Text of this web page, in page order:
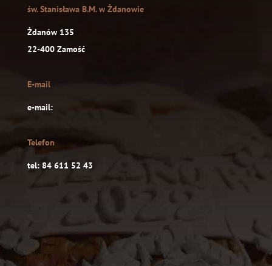
św. Stanisława B.M. w Żdanowie
Żdanów 135
22-400 Zamość
E-mail
e-mail:
Telefon
tel: 84 611 52 43